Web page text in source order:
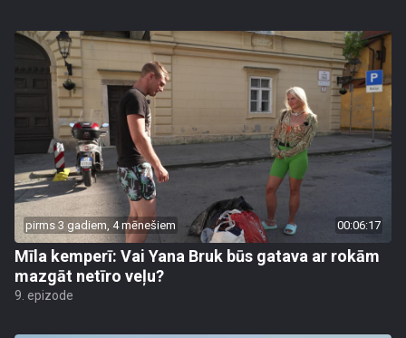
pirms 3 gadiem, 4 mēnešiem 00:06:17
Mīla kemperī: Vai Yana Bruk būs gatava ar rokām
mazgāt netīro veļu?
9. epizode